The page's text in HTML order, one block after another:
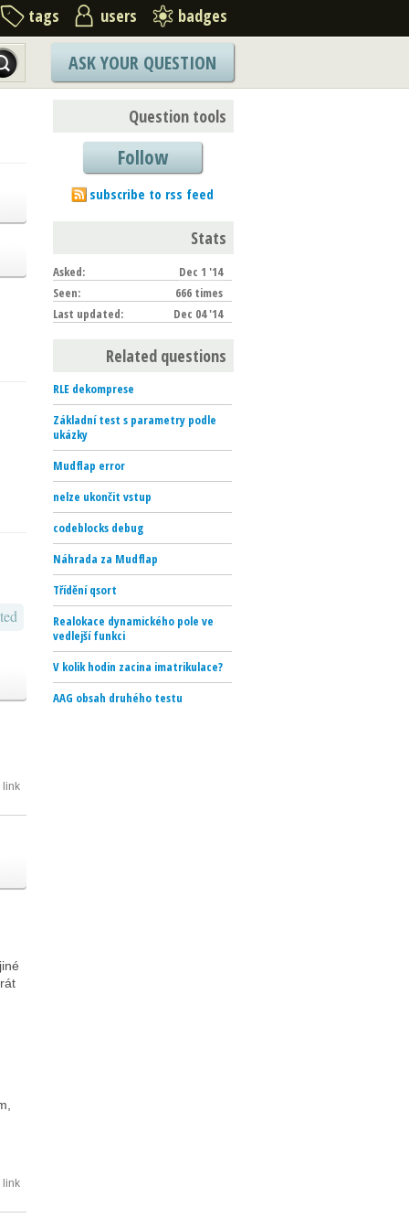
tags users badges
ASK YOUR QUESTION
link
link
Question tools
Follow
subscribe to rss feed
Stats
Asked:
Dec 1 '14
Seen:
666 times
Last updated:
Dec 04 '14
Related questions
RLE dekomprese
Základní test s parametry podle
ukázky
Mudflap error
nelze ukončit vstup
codeblocks debug
Náhrada za Mudflap
Třídění qsort
Realokace dynamického pole ve
vedlejší funkci
V kolik hodin zacina imatrikulace?
AAG obsah druhého testu